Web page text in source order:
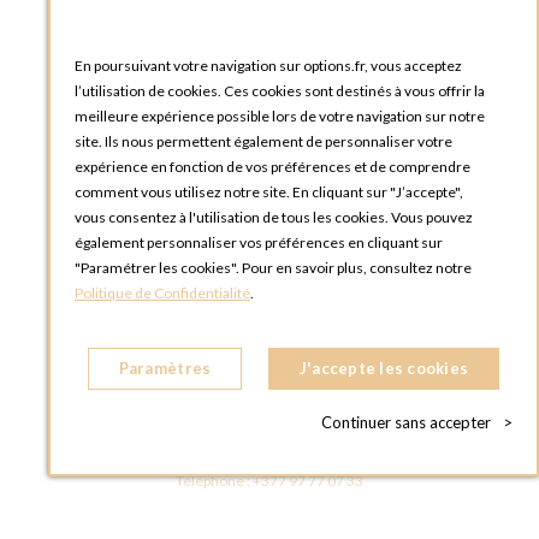
OPTIONS ROUEN
Rue du Clos Tellier
76800 Saint-Etienne-du-Rouvray
FRANCE
Téléphone :+33 2 35 08 38 53
OPTIONS TOULOUSE
6 rue Gaye Marie, ZAC de Saint-Martin du Touch
31300 Toulouse
FRANCE
OPTIONS MC
Téléphone :+377 97 77 07 33
En poursuivant votre navigation sur options.fr, vous acceptez
l’utilisation de cookies. Ces cookies sont destinés à vous offrir la
meilleure expérience possible lors de votre navigation sur notre
site. Ils nous permettent également de personnaliser votre
expérience en fonction de vos préférences et de comprendre
comment vous utilisez notre site. En cliquant sur "J’accepte",
vous consentez à l'utilisation de tous les cookies. Vous pouvez
également personnaliser vos préférences en cliquant sur
"Paramétrer les cookies". Pour en savoir plus, consultez notre
Politique de Confidentialité.
Paramètres J'accepte les cookies
Continuer sans accepter >